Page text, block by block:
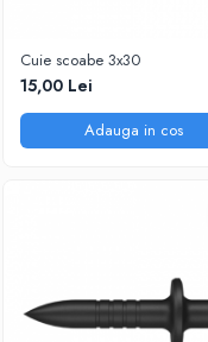
Cuie scoabe 3x30
15,00 Lei
Adauga in cos